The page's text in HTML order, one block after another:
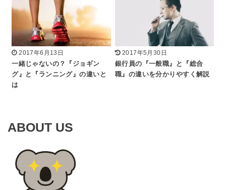
2017年6月13日
一緒じゃないの？『ジョギン
グ』と『ランニング』の違いと
は
2017年5月30日
銀行員の『一般職』と『総合
職』の違いを分かりやすく解説
ABOUT US